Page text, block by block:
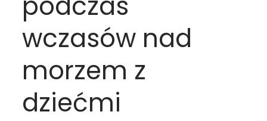
wczasów nad
morzem z
dziećmi